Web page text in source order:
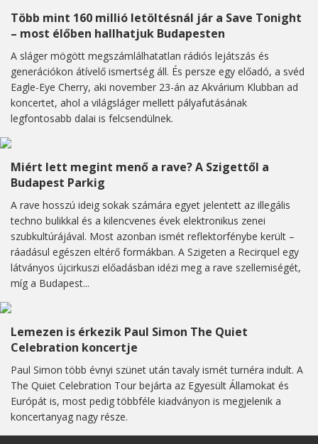
Több mint 160 millió letöltésnál jár a Save Tonight
– most élőben hallhatjuk Budapesten
A sláger mögött megszámlálhatatlan rádiós lejátszás és
generációkon átívelő ismertség áll. És persze egy előadó, a svéd
Eagle-Eye Cherry, aki november 23-án az Akvárium Klubban ad
koncertet, ahol a világsláger mellett pályafutásának
legfontosabb dalai is felcsendülnek.
Miért lett megint menő a rave? A Szigettől a
Budapest Parkig
A rave hosszú ideig sokak számára egyet jelentett az illegális
techno bulikkal és a kilencvenes évek elektronikus zenei
szubkultúrájával. Most azonban ismét reflektorfénybe került –
ráadásul egészen eltérő formákban. A Szigeten a Recirquel egy
látványos újcirkuszi előadásban idézi meg a rave szellemiségét,
míg a Budapest...
Lemezen is érkezik Paul Simon The Quiet
Celebration koncertje
Paul Simon több évnyi szünet után tavaly ismét turnéra indult. A
The Quiet Celebration Tour bejárta az Egyesült Államokat és
Európát is, most pedig többféle kiadványon is megjelenik a
koncertanyag nagy része.